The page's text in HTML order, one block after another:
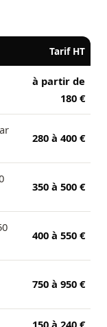
Tarif HT
à partir de
180 €
280 à 400 €
350 à 500 €
400 à 550 €
750 à 950 €
150 à 240 €